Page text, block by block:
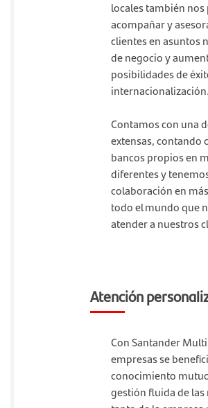
locales también
acompañar y
clientes en asuntos
de negocio y
posibilidades de
internacionalización.
Contamos con una
extensas, contando
bancos propios en
diferentes y
colaboración en
todo el mundo que
atender a nuestros
Atención
Con Santander
empresas se
conocimiento
gestión fluida de las